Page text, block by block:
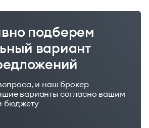
подберем
вариант
и наш брокер
варианты согласно вашим
бюджету